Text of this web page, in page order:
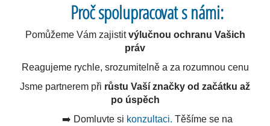
Proč spolupracovat s námi:
Pomůžeme Vám zajistitvýlučnou ochranu Vašich
práv
Reagujeme rychle, srozumitelně a za rozumnou cenu
Jsme partnerem při růstu Vaší značky od začátku až
po úspěch
➡️ Domluvte si konzultaci. Těšíme se na